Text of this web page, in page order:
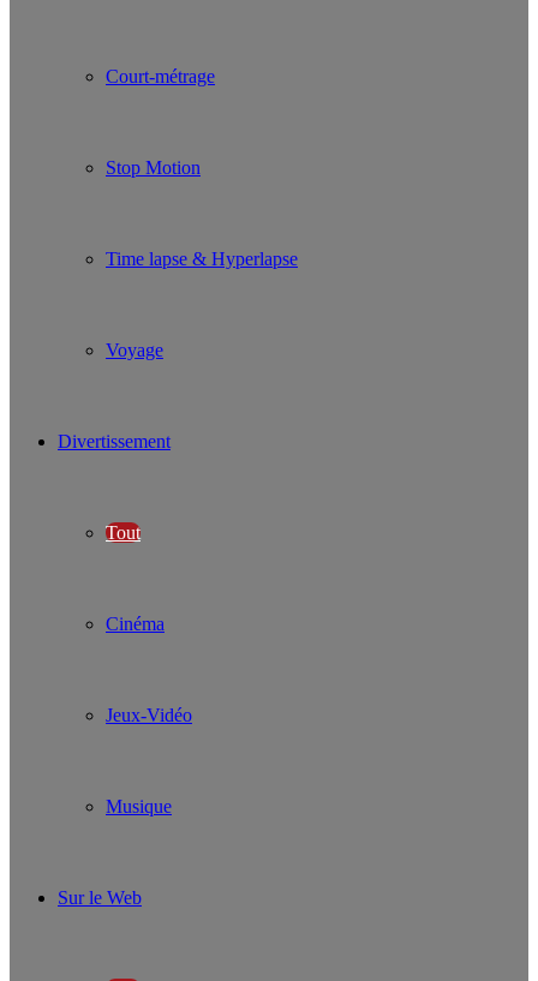
Court-métrage
Stop Motion
Time lapse & Hyperlapse
Voyage
Divertissement
Tout
Cinéma
Jeux-Vidéo
Musique
Sur le Web